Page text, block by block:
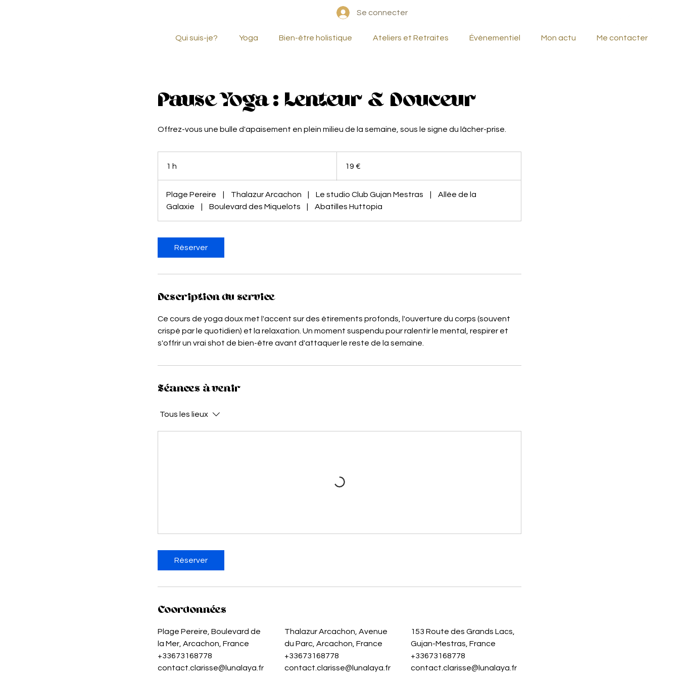
Qui suis-je? Yoga Bien-être holistique Ateliers et Retraites Évènementiel Mon actu Me contacter
Se connecter
Pause Yoga : Lenteur & Douceur
Offrez-vous une bulle d'apaisement en plein milieu de la semaine, sous le signe du lâcher-prise.
1 h 19 €
Plage Pereire Thalazur Arcachon Le studio Club Gujan Mestras
Allée de la
Galaxie
Boulevard des Miquelots Abatilles Huttopia
Réserver
Description du service
Ce cours de yoga doux met l'accent sur des étirements profonds, l'ouverture du corps (souvent
crispé par le quotidien) et la relaxation. Un moment suspendu pour ralentir le mental, respirer et
s'offrir un vrai shot de bien-être avant d'attaquer le reste de la semaine.
Séances à venir
Tous les lieux
Réserver
Coordonnées
Plage Pereire, Boulevard de
la Mer, Arcachon, France
+33673168778
contact.clarisse@lunalaya.fr
Thalazur Arcachon, Avenue
du Parc, Arcachon, France
+33673168778
contact.clarisse@lunalaya.fr
153 Route des Grands Lacs,
Gujan-Mestras, France
+33673168778
contact.clarisse@lunalaya.fr